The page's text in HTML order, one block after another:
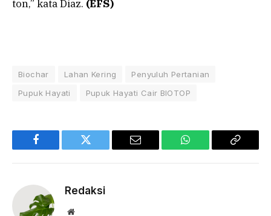
ton,” kata Diaz. (EFS)
Biochar Lahan Kering
Penyuluh Pertanian
Pupuk Hayati
Pupuk Hayati Cair BIOTOP
Facebook Twitter Email WhatsApp Copy
Redaksi
Website